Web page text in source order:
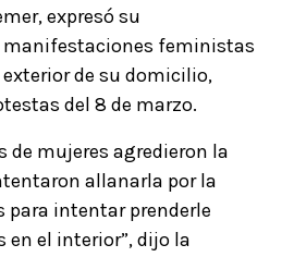
expresó su
manifestaciones feministas
de su domicilio,
del 8 de marzo.
de mujeres agredieron la
allanarla por la
para intentar prenderle
el interior”, dijo la